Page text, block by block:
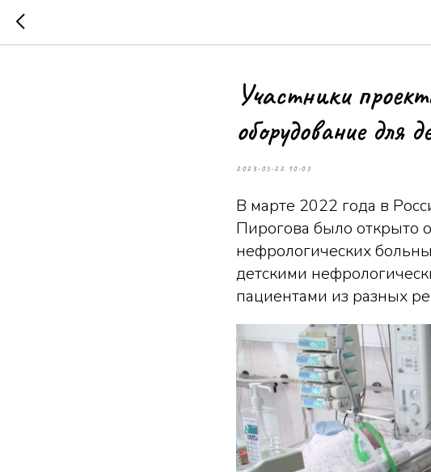
Участники
оборудование для
2023-05-22 10:07
В марте 2022 года в
Пирогова было открыто
нефрологических
детскими
пациентами из разных